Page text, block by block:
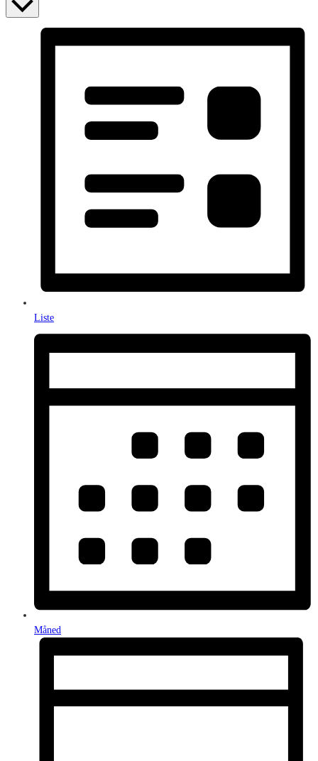
Liste
Måned